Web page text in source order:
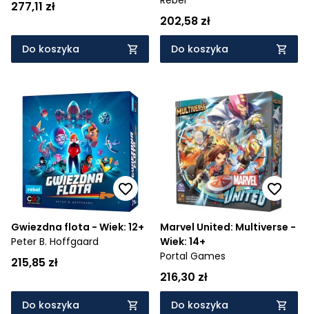
277,11 zł
Do koszyka
202,58 zł
Do koszyka
Gwiezdna flota - Wiek: 12+
Peter B. Hoffgaard
215,85 zł
Do koszyka
Marvel United: Multiverse -
Wiek: 14+
Portal Games
216,30 zł
Do koszyka